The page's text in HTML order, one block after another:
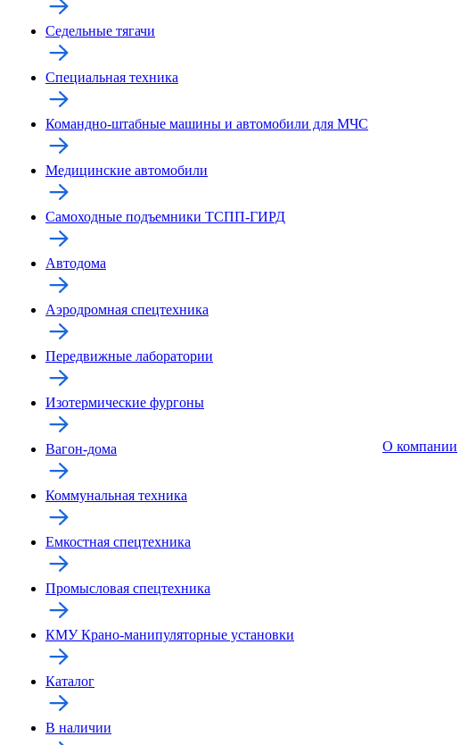
Седельные тягачи
Специальная техника
Командно-штабные машины и автомобили для МЧС
Медицинские автомобили
Самоходные подъемники ТСПП-ГИРД
Автодома
Аэродромная спецтехника
Передвижные лаборатории
Изотермические фургоны
Вагон-дома
Коммунальная техника
Емкостная спецтехника
Промысловая спецтехника
КМУ Крано-манипуляторные установки
Каталог
В наличии
О компании